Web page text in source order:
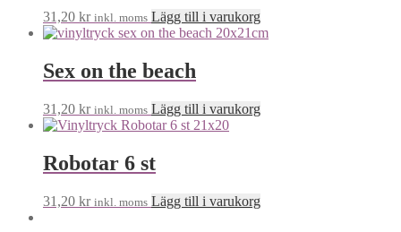
31,20 kr inkl. moms Lägg till i varukorg
Sex on the beach
31,20 kr inkl. moms Lägg till i varukorg
Robotar 6 st
31,20 kr inkl. moms Lägg till i varukorg